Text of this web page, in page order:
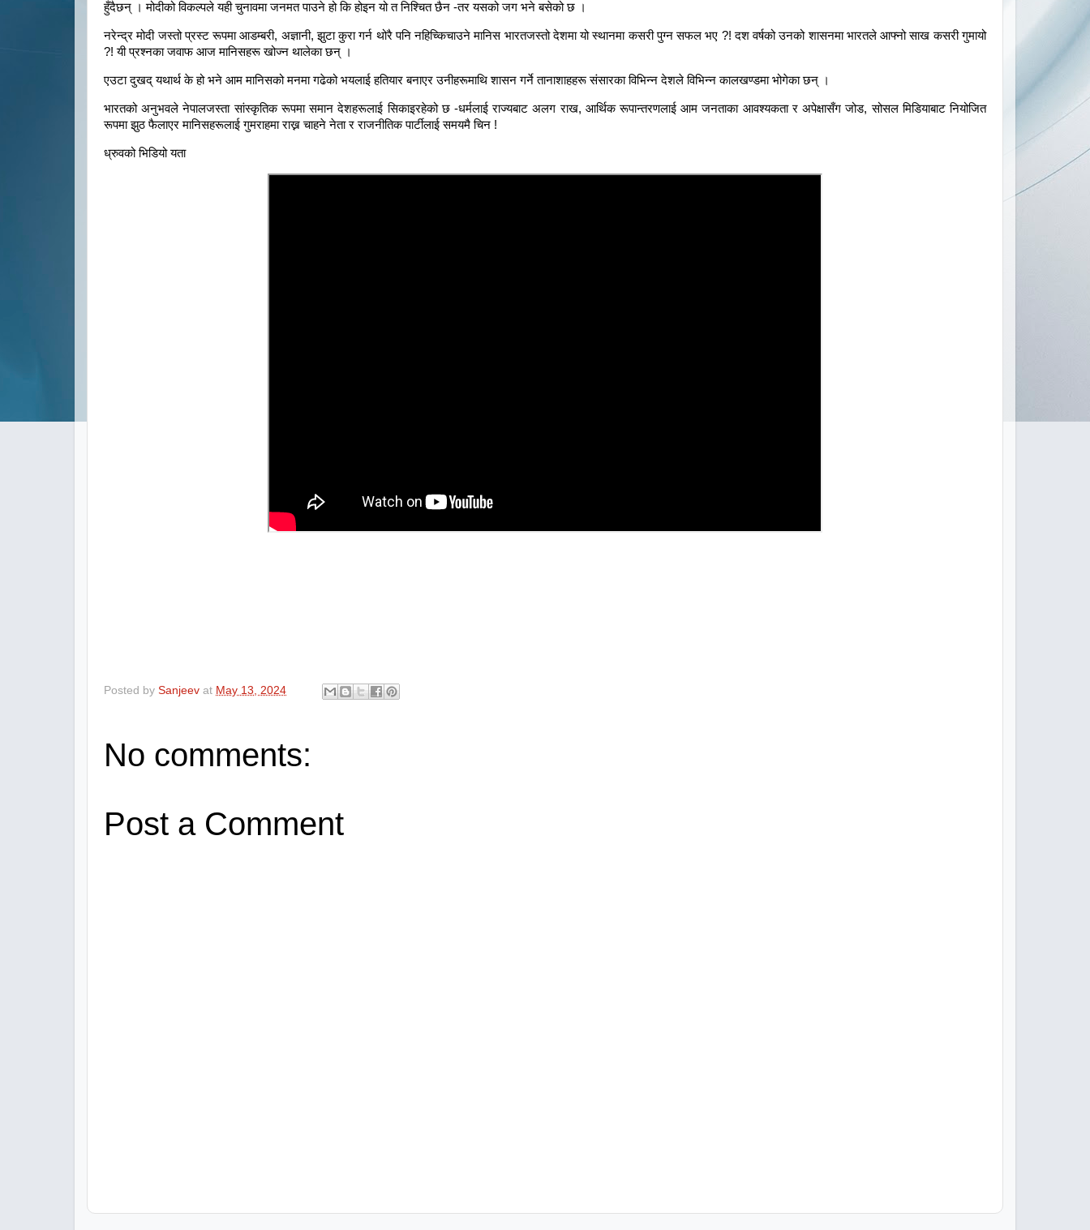
हुँदैछन् । मोदीको विकल्पले यही चुनावमा जनमत पाउने हो कि होइन यो त निश्चित छैन -तर यसको जग भने बसेको छ ।
नरेन्द्र मोदी जस्तो प्रस्ट रूपमा आडम्बरी, अज्ञानी, झुटा कुरा गर्न थोरै पनि नहिच्किचाउने मानिस भारतजस्तो देशमा यो स्थानमा कसरी पुग्न सफल भए ?! दश वर्षको उनको शासनमा भारतले आफ्नो साख कसरी गुमायो
?! यी प्रश्नका जवाफ आज मानिसहरू खोज्न थालेका छन् ।
एउटा दुखद् यथार्थ के हो भने आम मानिसको मनमा गढेको भयलाई हतियार बनाएर उनीहरूमाथि शासन गर्ने तानाशाहहरू संसारका विभिन्न देशले विभिन्न कालखण्डमा भोगेका छन् ।
भारतको अनुभवले नेपालजस्ता सांस्कृतिक रूपमा समान देशहरूलाई सिकाइरहेको छ -धर्मलाई राज्यबाट अलग राख, आर्थिक रूपान्तरणलाई आम जनताका आवश्यकता र अपेक्षासँग जोड, सोसल मिडियाबाट नियोजित
रूपमा झुठ फैलाएर मानिसहरूलाई गुमराहमा राख्न चाहने नेता र राजनीतिक पार्टीलाई समयमै चिन !
ध्रुवको भिडियो यता
Posted by Sanjeev at May 13, 2024
No comments:
Post a Comment